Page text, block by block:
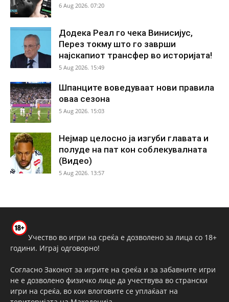
6 Aug 2026. 07:20
Додека Реал го чека Винисијус,
Перез токму што го заврши
најскапиот трансфер во историјата!
5 Aug 2026. 15:49
Шпанците воведуваат нови правила
оваа сезона
5 Aug 2026. 15:03
Нејмар целосно ја изгуби главата и
полуде на пат кон соблекувалната
(Видео)
5 Aug 2026. 13:57
Учество во игри на среќа е дозволено за лица со 18+
години. Играј одговорно!
Согласно Законот за игрите на среќа и за забавните игри
не е дозволено физичко лице да учествува во странски
игри на среќа, во кои влоговите се уплаќаат на